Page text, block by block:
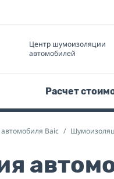
Центр шумоизоляции
автомобилей
Расчет
Baic